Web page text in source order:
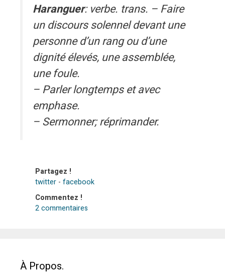
Haranguer: verbe. trans. – Faire
un discours solennel devant une
personne d’un rang ou d’une
dignité élevés, une assemblée,
une foule.
– Parler longtemps et avec
emphase.
– Sermonner; réprimander.
Partagez !
twitter - facebook
Commentez !
2 commentaires
À Propos.